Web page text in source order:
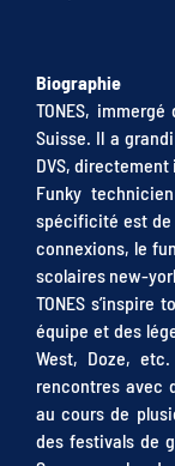
Biographie
TONES,
Suisse. Il a grandi
DVS,
Funky
spécificité est de
connexions, le
scolaires new-
TONES s’inspire
équipe et des
West, Doze,
rencontres avec
au cours de
des festivals de